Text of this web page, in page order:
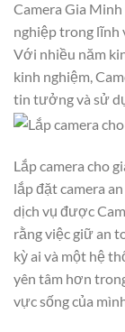
Camera Gia
nghiệp trong lĩnh
Với nhiều năm
kinh nghiệm,
tin tưởng và sử
Lắp camera cho
lắp đặt camera
dịch vụ được
rằng việc giữ an
kỳ ai và một hệ
yên tâm hơn
vực sống của